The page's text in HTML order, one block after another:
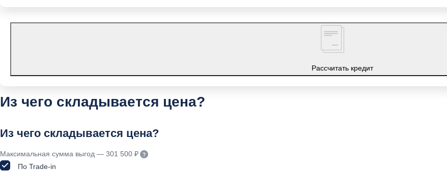
Рассчитать кредит
Из чего складывается цена?
Из чего складывается цена?
Максимальная сумма выгод — 301 500 ₽
По Trade-in